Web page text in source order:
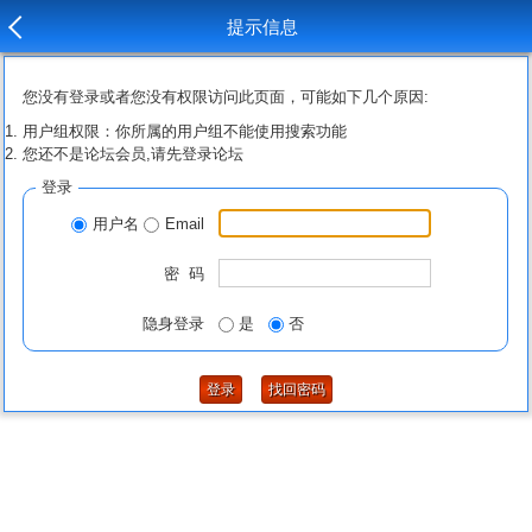
提示信息
您没有登录或者您没有权限访问此页面，可能如下几个原因:
用户组权限：你所属的用户组不能使用搜索功能
您还不是论坛会员,请先登录论坛
登录
用户名 Email
密 码
隐身登录 是 否